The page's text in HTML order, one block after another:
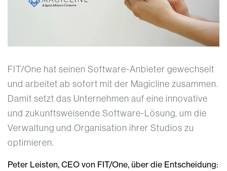
FIT/One hat seinen Software-Anbieter gewechselt
und arbeitet ab sofort mit der Magicline zusammen.
Damit setzt das Unternehmen auf eine innovative
und zukunftsweisende Software-Lösung, um die
Verwaltung und Organisation ihrer Studios zu
optimieren.
Peter Leisten, CEO von FIT/One, über die Entscheidung: